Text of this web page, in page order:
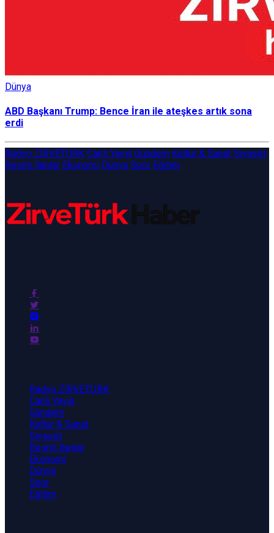
Dünya
ABD Başkanı Trump: Bence İran ile ateşkes artık sona
erdi
Radyo ZİRVETÜRK Canlı Yayın Gündem Kültür & Sanat Siyaset
Resmi İlanlar Ekonomi Dünya Spor Eğitim
Radyo ZİRVETÜRK
Canlı Yayın
Gündem
Kültür & Sanat
Siyaset
Resmi İlanlar
Ekonomi
Dünya
Spor
Eğitim